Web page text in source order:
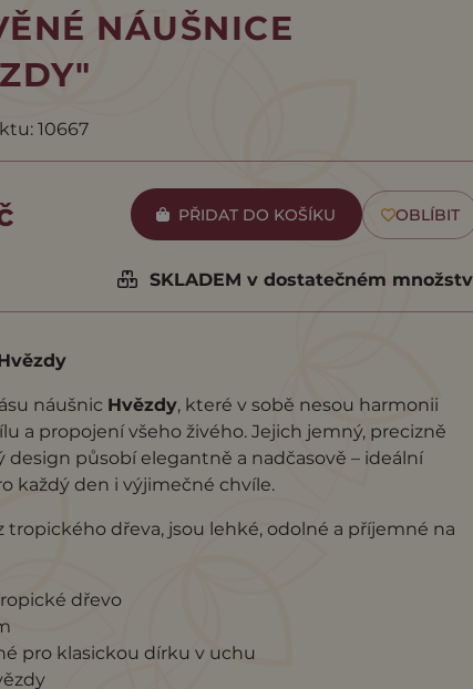
NÁUŠNICE
10667
PŘIDAT DO KOŠÍKU OBLÍBIT
SKLADEM v dostatečném
náušnic Hvězdy, které v sobě nesou harmonii
a propojení všeho živého. Jejich jemný, precizně
design působí elegantně a nadčasově – ideální
každý den i výjimečné chvíle.
tropického dřeva, jsou lehké, odolné a příjemné na
dřevo
pro klasickou dírku v uchu